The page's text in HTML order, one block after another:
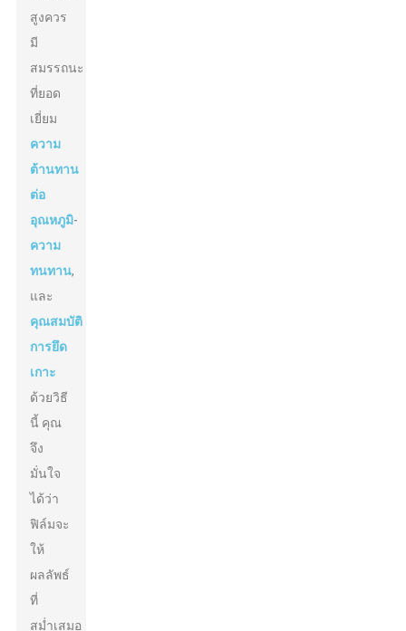
สูงควร
มี
สมรรถนะ
ที่ยอด
เยี่ยม
ความ
ต้านทาน
ต่อ
อุณหภูมิ-
ความ
ทนทาน,
และ
คุณสมบัติ
การยึด
เกาะ
ด้วยวิธี
นี้ คุณ
จึง
มั่นใจ
ได้ว่า
ฟิล์มจะ
ให้
ผลลัพธ์
ที่
สม่ำเสมอ